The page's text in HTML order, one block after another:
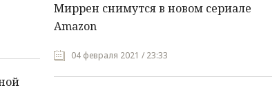
Миррен снимутся в новом сериале
Amazon
04 февраля 2021 / 23:33